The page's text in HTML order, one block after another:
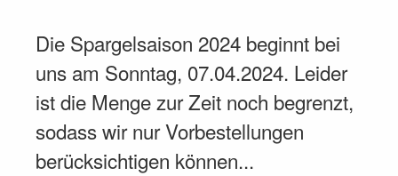
Die Spargelsaison 2024 beginnt bei
uns am Sonntag, 07.04.2024. Leider
ist die Menge zur Zeit noch begrenzt,
sodass wir nur Vorbestellungen
berücksichtigen können...